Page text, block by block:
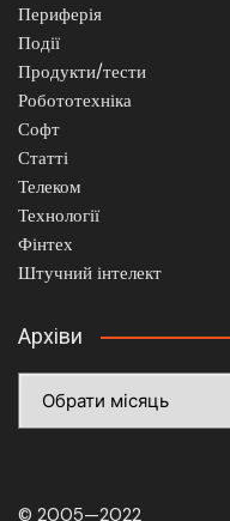
Периферія
Події
Продукти/тести
Робототехніка
Софт
Статті
Телеком
Технології
Фінтех
Штучний інтелект
Архіви
© 2005—2022